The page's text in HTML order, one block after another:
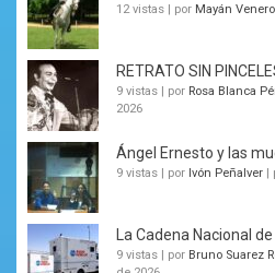
12 vistas | por Mayán Venero
RETRATO SIN
9 vistas | por Rosa Blanca
2026
Ángel Ernesto y las
9 vistas | por Ivón Peñalver |
La Cadena Nacional
9 vistas | por Bruno Suarez